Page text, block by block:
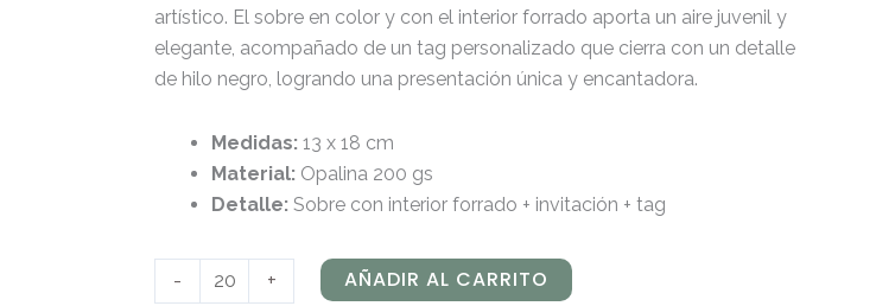
artístico. El sobre en color y con el interior forrado aporta un aire juvenil y
elegante, acompañado de un tag personalizado que cierra con un detalle
de hilo negro, logrando una presentación única y encantadora.
Medidas: 13 x 18 cm
Material: Opalina 200 gs
Detalle: Sobre con interior forrado + invitación + tag
- + AÑADIR AL CARRITO